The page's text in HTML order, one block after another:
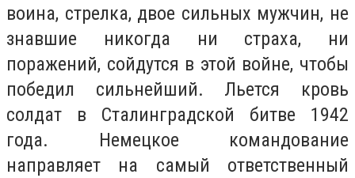
воина, стрелка, двое сильных мужчин, не
знавшие никогда ни страха, ни
поражений, сойдутся в этой войне, чтобы
победил сильнейший. Льется кровь
солдат в Сталинградской битве 1942
года. Немецкое командование
направляет на самый ответственный